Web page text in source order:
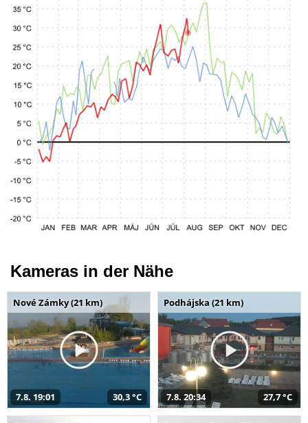
Kameras in der Nähe
Nové Zámky (21 km)
7.8. 19:01 30,3 °C
Podhájska (21 km)
7.8. 20:34 27,7 °C